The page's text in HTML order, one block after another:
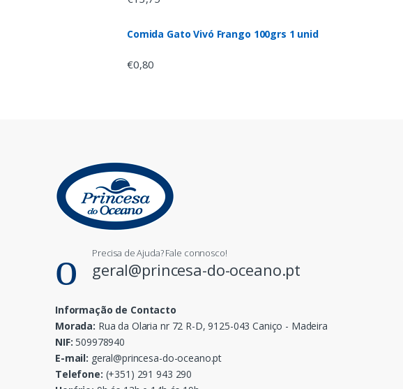
Comida Gato Vivó Frango 100grs 1 unid
€0,80
Precisa de Ajuda? Fale connosco!
geral@princesa-do-oceano.pt
Informação de Contacto
Morada: Rua da Olaria nr 72 R-D, 9125-043 Caniço - Madeira
NIF: 509978940
E-mail: geral@princesa-do-oceano.pt
Telefone: (+351) 291 943 290